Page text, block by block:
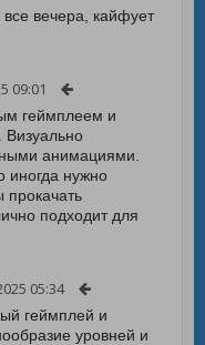
вечера, кайфует
09:01
геймплеем и
Визуально
анимациями.
иногда нужно
прокачать
подходит для
05:34
геймплей и
уровней и